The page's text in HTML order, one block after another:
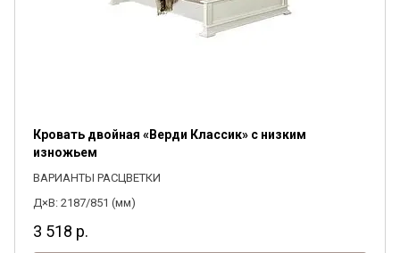
Кровать двойная «Верди Классик» с низким
изножьем
ВАРИАНТЫ РАСЦВЕТКИ
Д×В: 2187/851 (мм)
3 518 р.